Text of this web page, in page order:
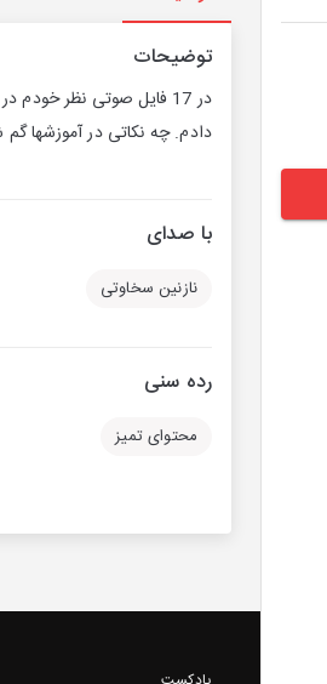
توضیحات
در 17 فایل صوتی نظر
دادم. چه نکاتی در آموزشها
با صدای
نازنین سخاوتی
رده سنی
محتوای تمیز